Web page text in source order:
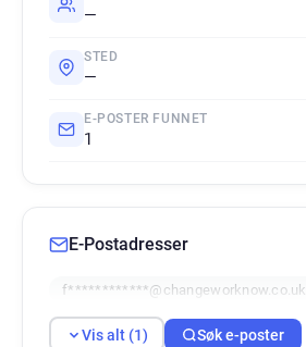
—
STED
—
E-POSTER FUNNET
1
E-Postadresser
f************@changeworknow.co.uk
Vis alt (1) Søk e-poster